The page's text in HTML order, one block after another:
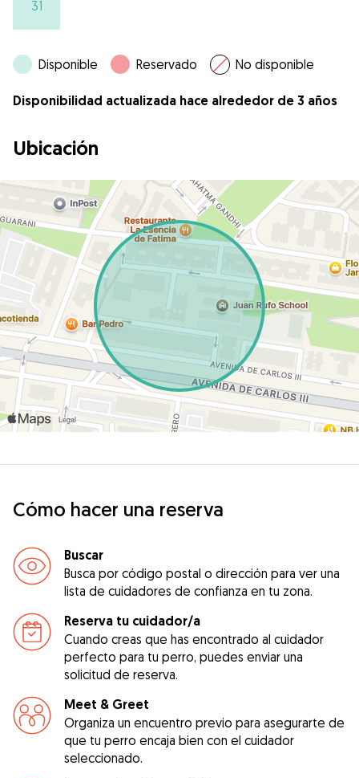
31
Disponible Reservado No disponible
Disponibilidad actualizada hace alrededor de 3 años
Ubicación
Cómo hacer una reserva
Buscar
Busca por código postal o dirección para ver una
lista de cuidadores de confianza en tu zona.
Reserva tu cuidador/a
Cuando creas que has encontrado al cuidador
perfecto para tu perro, puedes enviar una
solicitud de reserva.
Meet & Greet
Organiza un encuentro previo para asegurarte de
que tu perro encaja bien con el cuidador
seleccionado.